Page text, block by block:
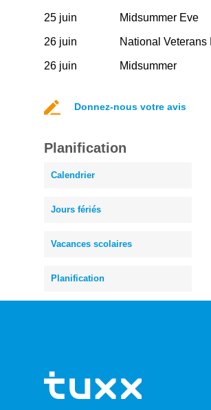
25 juin Midsummer Eve
26 juin National Veterans
26 juin Midsummer
Donnez-nous votre avis
Planification
Calendrier
Jours fériés
Vacances scolaires
Planification